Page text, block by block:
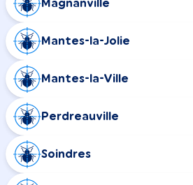
Magnanville
Mantes-la-Jolie
Mantes-la-Ville
Perdreauville
Soindres